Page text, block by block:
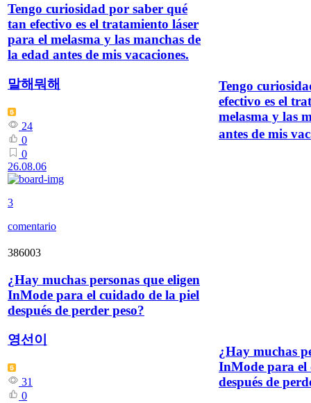
Tengo curiosidad por saber qué
tan efectivo es el tratamiento láser
para el melasma y las manchas de
la edad antes de mis vacaciones.
말해뭐해
24
0
0
26.08.06
3
comentario
Tengo
efectivo es el
melasma y las
antes de mis
386003
¿Hay muchas personas que eligen
InMode para el cuidado de la piel
después de perder peso?
영선이
31
0
¿Hay muchas
InMode para el
después de